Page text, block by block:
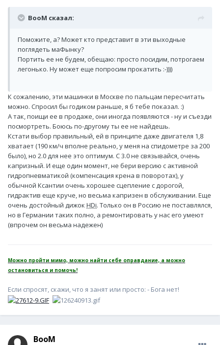
BooM сказал:
Поможите, а? Может кто представит в эти выходные
поглядеть маФынку?
Портить ее не будем, обещаю: просто посидим, потрогаем
легонько. Ну может еще попросим прокатить :-))))
К сожалению, эти машинки в Москве по пальцам пересчитать
можно. Спросил бы годиком раньше, я б тебе показал. :)
А так, поищи ее в продаже, они иногда появляются - ну и съезди
посмортреть. Боюсь по-другому ты ее не найдешь.
Кстати выбор правильный, ей в принципе даже двигателя 1,8
хватает (190 км/ч вполне реально, у меня на спидометре за 200
было), но 2.0 для нее это оптимум. С 3.0 не связывайся, очень
капризный. И еще один момент, не бери версию с активной
гидропневматикой (компенсация крена в поворотах), у
обычной Ксантии очень хорошее сцепление с дорогой,
гидрактив еще круче, но весьма капризен в обслуживании. Еще
очень достойный дижок HDi. Только он в Россию не поставлялся,
но в Германии таких полно, а ремонтировать у нас его умеют
(впрочем он весьма надежен)
Можно пройти мимо, можно найти себе оправдание, а можно
остановиться и помочь!
Если спросят, скажи, что я занят или просто: - Бога нет!
BooM